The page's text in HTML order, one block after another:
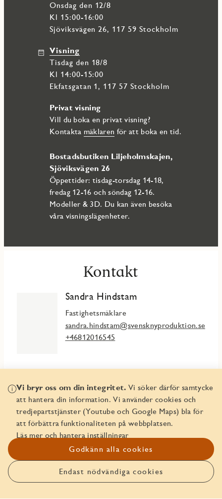
onsdag den 12/8
Kl 15:00-16:00
Sjöviksvägen 26, 117 59 Stockholm
Visning
tisdag den 18/8
Kl 14:00-15:00
Ekfatsgatan 1, 117 57 Stockholm
Privat visning
Vill du boka en privat visning?
Kontakta mäklaren för att boka en tid.
Bostadsbutiken Liljeholmskajen,
Sjöviksvägen 26
Öppettider: tisdag-torsdag 14-18,
fredag 12-16 och söndag 12-16.
Modeller & 3D. Du kan även besöka
våra visningslägenheter.
Kontakt
Sandra Hindstam
Fastighetsmäklare
sandra.hindstam@svensknyproduktion.se
+46812016545
Mer info
Fakta & planlösningar
Bankerbjudande
Om Marieviks Udde
Vi bryr oss om din integritet. Vi söker därför samtycke
att hantera din information. Vi använder cookies och
tredjepartstjänster (Youtube och Google Maps) bla för
att förbättra funktionaliteten på webbplatsen.
Läs mer och hantera inställningar
Godkänn alla cookies
Endast nödvändiga cookies